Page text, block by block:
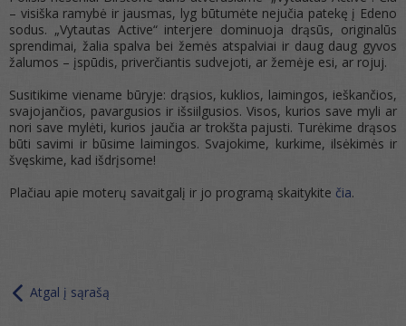
– visiška ramybė ir jausmas, lyg būtumėte nejučia patekę į Edeno
sodus. „Vytautas Active“ interjere dominuoja drąsūs, originalūs
sprendimai, žalia spalva bei žemės atspalviai ir daug daug gyvos
žalumos – įspūdis, priverčiantis sudvejoti, ar žemėje esi, ar rojuj.
Susitikime viename būryje: drąsios, kuklios, laimingos, ieškančios,
svajojančios, pavargusios ir išsiilgusios. Visos, kurios save myli ar
nori save mylėti, kurios jaučia ar trokšta pajusti. Turėkime drąsos
būti savimi ir būsime laimingos. Svajokime, kurkime, ilsėkimės ir
švęskime, kad išdrįsome!
Plačiau apie moterų savaitgalį ir jo programą skaitykite čia.
Atgal į sąrašą